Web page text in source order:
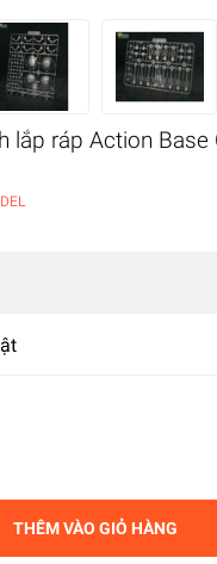
lắp ráp Action
THÊM VÀO GIỎ HÀNG